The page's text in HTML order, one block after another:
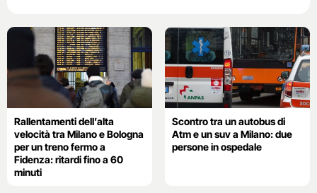
Rallentamenti dell’alta
velocità tra Milano e Bologna
per un treno fermo a
Fidenza: ritardi fino a 60
minuti
Scontro tra un autobus di
Atm e un suv a Milano: due
persone in ospedale